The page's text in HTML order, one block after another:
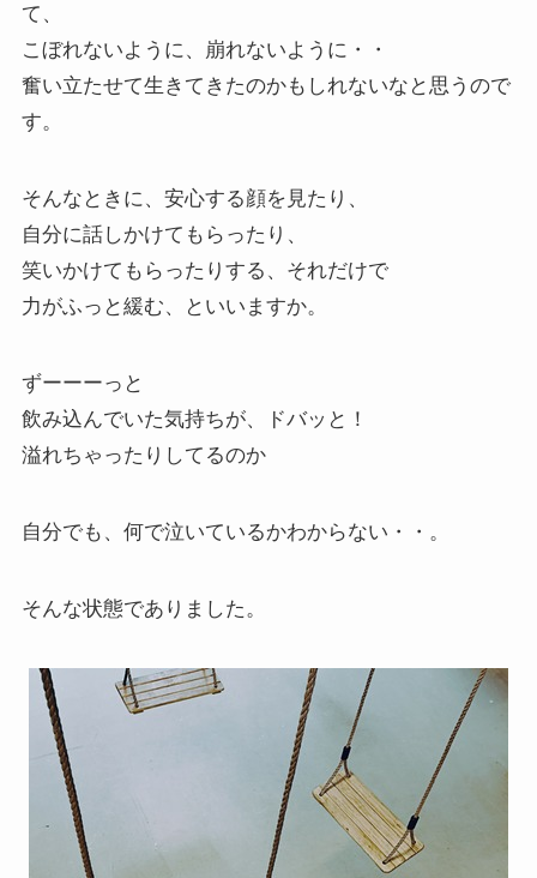
て、
こぼれないように、崩れないように・・
奮い立たせて生きてきたのかもしれないなと思うので
す。
そんなときに、安心する顔を見たり、
自分に話しかけてもらったり、
笑いかけてもらったりする、それだけで
力がふっと緩む、といいますか。
ずーーーっと
飲み込んでいた気持ちが、ドバッと！
溢れちゃったりしてるのか
自分でも、何で泣いているかわからない・・。
そんな状態でありました。